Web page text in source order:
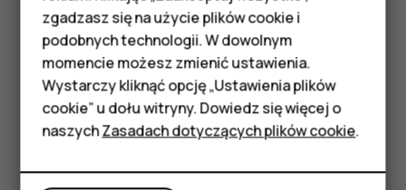
podstawowymi
Akcesoria
HMD Terra M
Tablety
Moje konto
Wyłączoną aplikację można z powrotem dodać do listy
aplikacji.
DotknijUstawienia> Aplikacje i powiadomienia
Dotknij nazwy aplikacji.
DotknijWŁĄCZ.
Kopiowanie zawartości między telefonem a
zgadzasz się na użycie plików cookie i
podobnych technologii. W dowolnym
momencie możesz zmienić ustawienia.
Wystarczy kliknąć opcję „Ustawienia plików
cookie” u dołu witryny. Dowiedz się więcej o
naszychZasadach dotyczących plików cookie.